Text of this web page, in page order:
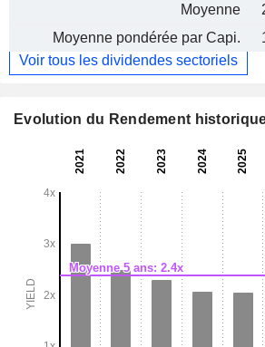
Moyenne
Moyenne pondérée par Capi.
Voir tous les dividendes sectoriels
Evolution du Rendement